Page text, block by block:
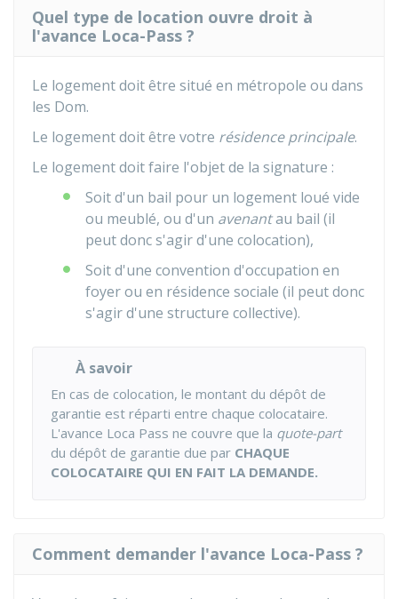
Quel type de location ouvre droit à
l'avance Loca-Pass ?
Le logement doit être situé en métropole ou dans
les Dom.
Le logement doit être votre résidence principale.
Le logement doit faire l'objet de la signature :
Soit d'un bail pour un logement loué vide
ou meublé, ou d'un avenantau bail (il
peut donc s'agir d'une colocation),
Soit d'une convention d'occupation en
foyer ou en résidence sociale (il peut donc
s'agir d'une structure collective).
À savoir
En cas de colocation, le montant du dépôt de
garantie est réparti entre chaque colocataire.
L'avance Loca Pass ne couvre que la quote-part
du dépôt de garantie due par CHAQUE
COLOCATAIRE QUI EN FAIT LA DEMANDE.
Comment demander l'avance Loca-Pass ?